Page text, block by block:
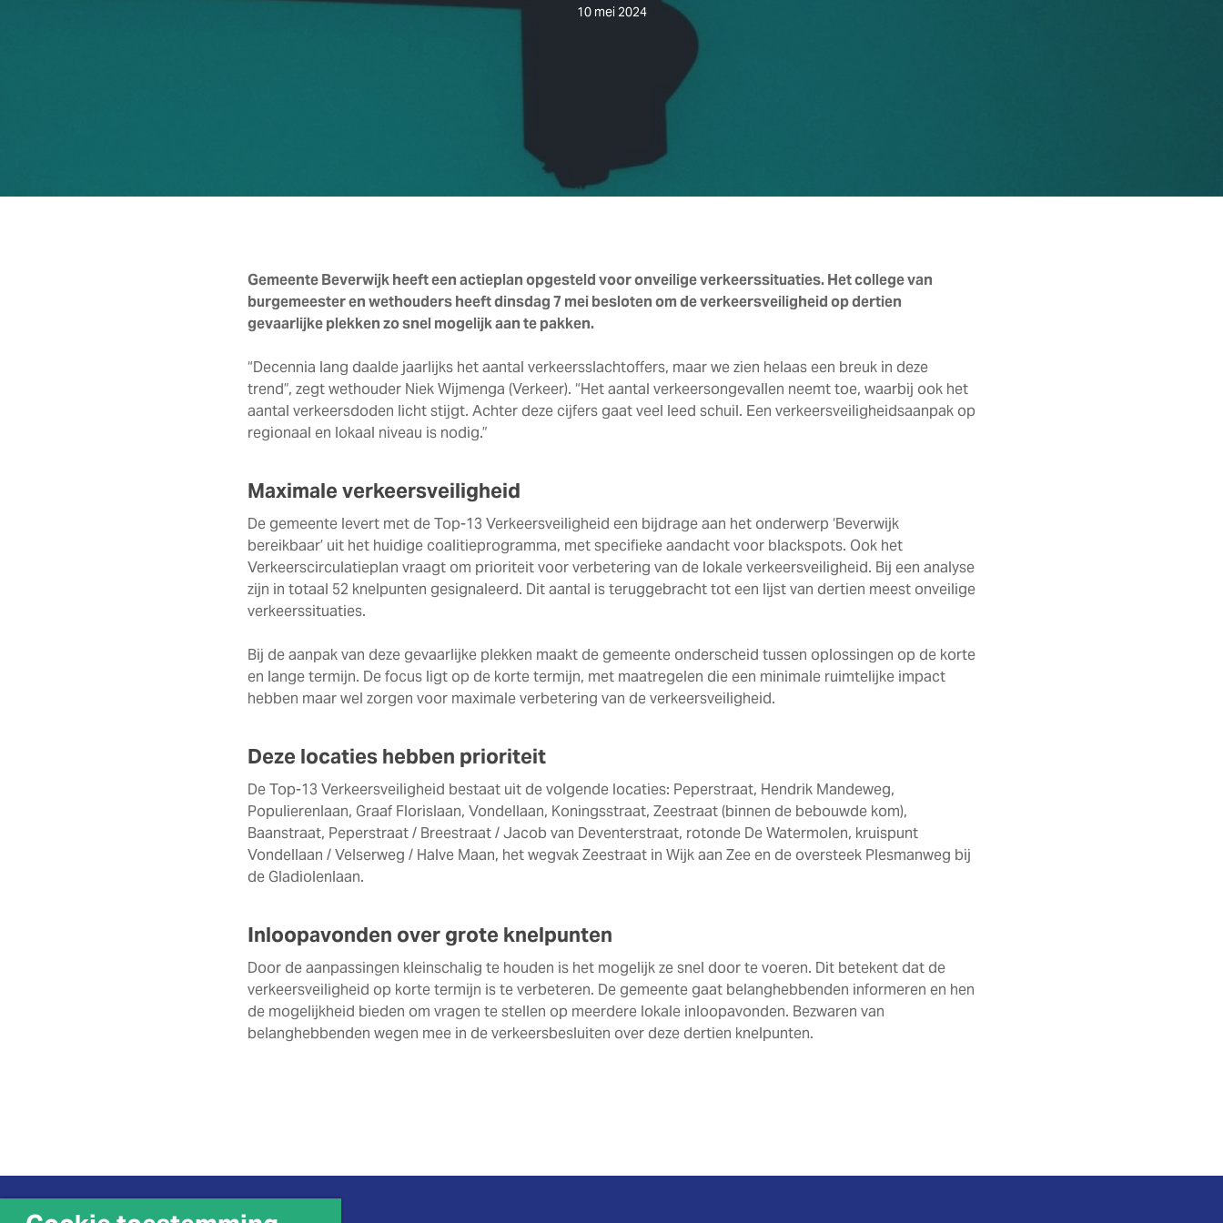
10 mei 2024
Gemeente Beverwijk heeft een actieplan opgesteld voor onveilige verkeerssituaties. Het college van
burgemeester en wethouders heeft dinsdag 7 mei besloten om de verkeersveiligheid op dertien
gevaarlijke plekken zo snel mogelijk aan te pakken.
“Decennia lang daalde jaarlijks het aantal verkeersslachtoffers, maar we zien helaas een breuk in deze
trend”, zegt wethouder Niek Wijmenga (Verkeer). “Het aantal verkeersongevallen neemt toe, waarbij ook het
aantal verkeersdoden licht stijgt. Achter deze cijfers gaat veel leed schuil. Een verkeersveiligheidsaanpak op
regionaal en lokaal niveau is nodig.”
Maximale verkeersveiligheid
De gemeente levert met de Top-13 Verkeersveiligheid een bijdrage aan het onderwerp ‘Beverwijk
bereikbaar’ uit het huidige coalitieprogramma, met specifieke aandacht voor blackspots. Ook het
Verkeerscirculatieplan vraagt om prioriteit voor verbetering van de lokale verkeersveiligheid. Bij een analyse
zijn in totaal 52 knelpunten gesignaleerd. Dit aantal is teruggebracht tot een lijst van dertien meest onveilige
verkeerssituaties.
Bij de aanpak van deze gevaarlijke plekken maakt de gemeente onderscheid tussen oplossingen op de korte
en lange termijn. De focus ligt op de korte termijn, met maatregelen die een minimale ruimtelijke impact
hebben maar wel zorgen voor maximale verbetering van de verkeersveiligheid.
Deze locaties hebben prioriteit
De Top-13 Verkeersveiligheid bestaat uit de volgende locaties: Peperstraat, Hendrik Mandeweg,
Populierenlaan, Graaf Florislaan, Vondellaan, Koningsstraat, Zeestraat (binnen de bebouwde kom),
Baanstraat, Peperstraat / Breestraat / Jacob van Deventerstraat, rotonde De Watermolen, kruispunt
Vondellaan / Velserweg / Halve Maan, het wegvak Zeestraat in Wijk aan Zee en de oversteek Plesmanweg bij
de Gladiolenlaan.
Inloopavonden over grote knelpunten
Door de aanpassingen kleinschalig te houden is het mogelijk ze snel door te voeren. Dit betekent dat de
verkeersveiligheid op korte termijn is te verbeteren. De gemeente gaat belanghebbenden informeren en hen
de mogelijkheid bieden om vragen te stellen op meerdere lokale inloopavonden. Bezwaren van
belanghebbenden wegen mee in de verkeersbesluiten over deze dertien knelpunten.